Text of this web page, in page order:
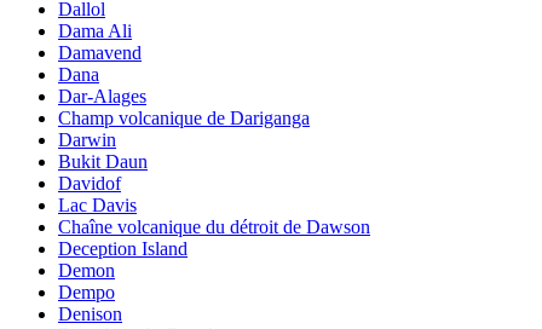
Dallol
Dama Ali
Damavend
Dana
Dar-Alages
Champ volcanique de Dariganga
Darwin
Bukit Daun
Davidof
Lac Davis
Chaîne volcanique du détroit de Dawson
Deception Island
Demon
Dempo
Denison